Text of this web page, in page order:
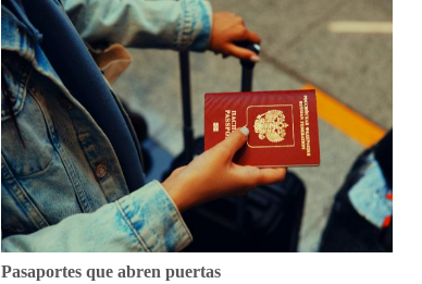
Pasaportes que abren puertas